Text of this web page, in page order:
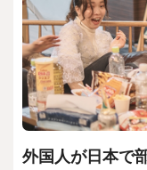
外国人が日本で